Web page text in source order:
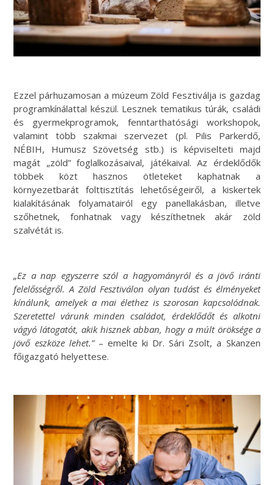
Ezzel párhuzamosan a múzeum Zöld Fesztiválja is gazdag
programkínálattal készül. Lesznek tematikus túrák, családi
és gyermekprogramok, fenntarthatósági workshopok,
valamint több szakmai szervezet (pl. Pilis Parkerdő,
NÉBIH, Humusz Szövetség stb.) is képviselteti majd
magát „zöld” foglalkozásaival, játékaival. Az érdeklődők
többek közt hasznos ötleteket kaphatnak a
környezetbarát folttisztítás lehetőségeiről, a kiskertek
kialakításának folyamatairól egy panellakásban, illetve
szőhetnek, fonhatnak vagy készíthetnek akár zöld
szalvétát is.
„Ez a nap egyszerre szól a hagyományról és a jövő iránti
felelősségről. A Zöld Fesztiválon olyan tudást és élményeket
kínálunk, amelyek a mai élethez is szorosan kapcsolódnak.
Szeretettel várunk minden családot, érdeklődőt és alkotni
vágyó látogatót, akik hisznek abban, hogy a múlt öröksége a
jövő eszköze lehet.”– emelte ki Dr. Sári Zsolt, a Skanzen
főigazgató helyettese.